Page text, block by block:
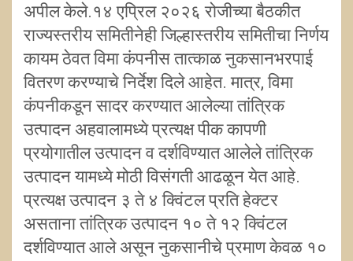
अपील केले.१४ एप्रिल २०२६ रोजीच्या बैठकीत
राज्यस्तरीय समितीनेही जिल्हास्तरीय समितीचा निर्णय
कायम ठेवत विमा कंपनीस तात्काळ नुकसानभरपाई
वितरण करण्याचे निर्देश दिले आहेत. मात्र, विमा
कंपनीकडून सादर करण्यात आलेल्या तांत्रिक
उत्पादन अहवालामध्ये प्रत्यक्ष पीक कापणी
प्रयोगातील उत्पादन व दर्शविण्यात आलेले तांत्रिक
उत्पादन यामध्ये मोठी विसंगती आढळून येत आहे.
प्रत्यक्ष उत्पादन ३ ते ४ क्विंटल प्रति हेक्टर
असताना तांत्रिक उत्पादन १० ते १२ क्विंटल
दर्शविण्यात आले असून नुकसानीचे प्रमाण केवळ १०